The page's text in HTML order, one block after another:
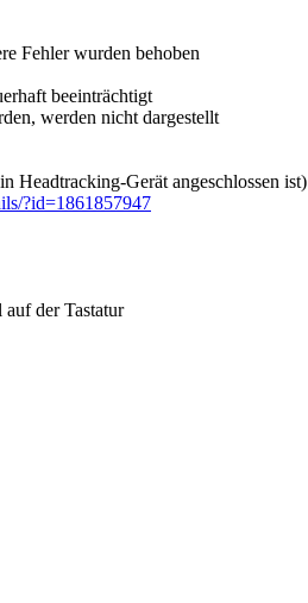
Fehler wurden behoben
beeinträchtigt
werden nicht dargestellt
Headtracking-Gerät angeschlossen ist)
?id=1861857947
der Tastatur